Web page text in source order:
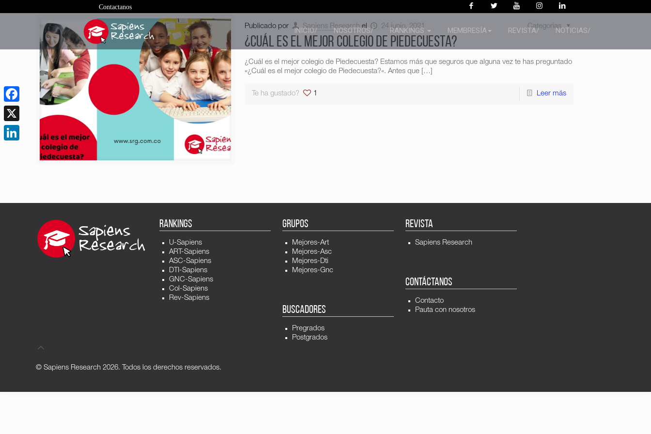
Contactanos
INICIO/ NOSOTROS/ RANKINGS MEMBRESÍA REVISTA/ NOTICIAS/
Publicado por Sapiens Research el 24 junio, 2021 Categorias
¿Cuál es el mejor colegio de Piedecuesta?
¿Cuál es el mejor colegio de Piedecuesta? Estamos más que seguros que alguna vez te has preguntado
«¿Cuál es el mejor colegio de Piedecuesta?«. Antes que[…]
Te ha gustado? 1 Leer más
RANKINGS
U-Sapiens
ART-Sapiens
ASC-Sapiens
DTI-Sapiens
GNC-Sapiens
Col-Sapiens
Rev-Sapiens
GRUPOS
Mejores-Art
Mejores-Asc
Mejores-Dti
Mejores-Gnc
BUSCADORES
Pregrados
Postgrados
REVISTA
Sapiens Research
CONTÁCTANOS
Contacto
Pauta con nosotros
© Sapiens Research2026. Todos los derechos reservados.
Facebook
X